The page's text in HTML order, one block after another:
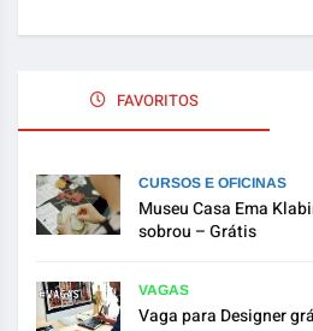
FAVORITOS
CURSOS E OFICINAS
Museu Casa Ema
sobrou – Grátis
VAGAS
Vaga para Designer